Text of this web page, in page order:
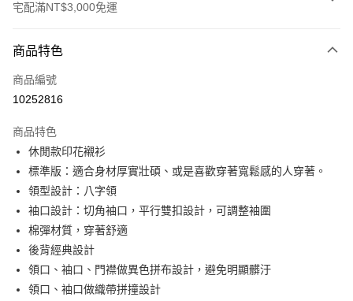
宅配滿NT$3,000免運
信用卡一次付款
信用卡分期付款
合作金庫商業銀行
華南商業銀行
上海商業儲蓄銀行
台北富邦商業銀行
國泰世華商業銀行
臺灣中小企業銀行
台中商業銀行
匯豐（台灣）商業銀行
聯邦商業銀行
元大商業銀行
玉山商業銀行
星展（台灣）商業銀行
台新國際商業銀行
6 期 0 利率 每期
華南商業銀行
彰化商業銀行
上海商業儲蓄銀行
國泰世華商業銀行
兆豐國際商業銀行
臺灣中小企業銀行
匯豐（台灣）商業銀行
聯邦商業銀行
遠東國際商業銀行
元大商業銀行
永豐商業銀行
玉山商業銀行
LINE Pay
Apple Pay
街口支付
悠遊付
Google Pay
商品特色
商品編號
10252816
商品特色
休閒款印花襯衫
標準版：適合身材厚實壯碩、或是喜歡穿著寬鬆感的人穿著。
領型設計：八字領
袖口設計：切角袖口，平行雙扣設計，可調整袖圍
棉彈材質，穿著舒適
後背經典設計
領口、袖口、門襟做異色拼布設計，避免明顯髒汙
領口、袖口做織帶拼撞設計